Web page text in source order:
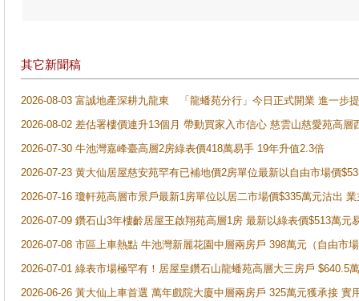
其它新聞稿
2026-08-03 富誠地產深耕九龍東 「龍蟠苑分行」今日正式開業 進一步
2026-08-02 差估署樓價連升13個月 帶動買家入市信心 慈雲山慈愛苑高層
2026-07-30 牛池灣嘉峰臺高層2房綠表價418萬易手 19年升值2.3倍
2026-07-23 黄大仙居屋慈安苑罕有已補地價2房單位最新以自由市場價
2026-07-16 瓊軒苑高層市景戶最新1房單位以居二市場價$335萬元沽出
2026-07-09 鑽石山3年樓齡居屋王啟翔苑高層1房 最新以綠表價$513萬元
2026-07-08 市區上車熱點 牛池灣新麗花園中層兩房戶 398萬元（自由市
2026-07-01 綠表市場極罕有！居屋皇鑽石山龍蟠苑高層大三房戶
2026-06-26 黃大仙上車首選 萬年戲院大廈中層兩房戶 325萬元獲承接 實